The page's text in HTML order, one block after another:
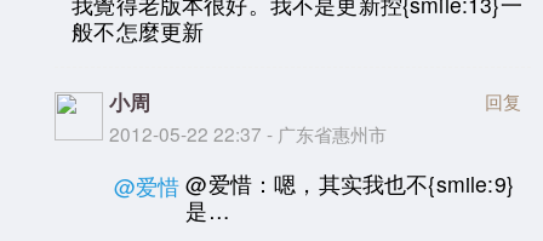
般不怎麼更新
小周
2012-05-22 22:37 - 广东省惠州市
回复
@爱惜 @爱惜：嗯，其实我也不{smile:9}
是…